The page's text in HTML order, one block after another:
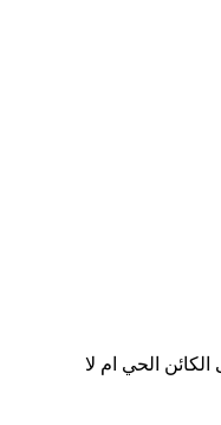
الحي ام لا